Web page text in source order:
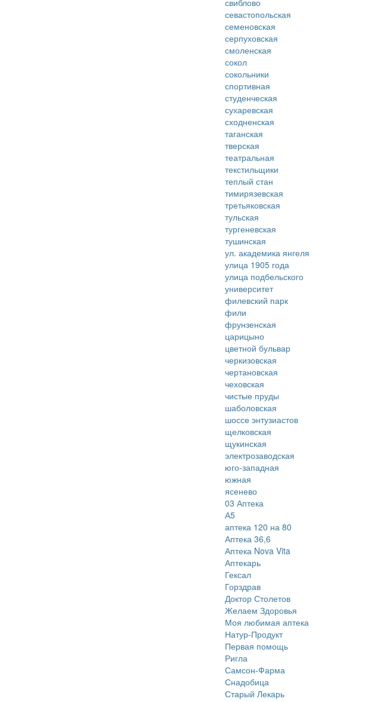
свиблово
севастопольская
семеновская
серпуховская
смоленская
сокол
сокольники
спортивная
студенческая
сухаревская
сходненская
таганская
тверская
театральная
текстильщики
теплый стан
тимирязевская
третьяковская
тульская
тургеневская
тушинская
ул. академика янгеля
улица 1905 года
улица подбельского
университет
филевский парк
фили
фрунзенская
царицыно
цветной бульвар
черкизовская
чертановская
чеховская
чистые пруды
шаболовская
шоссе энтузиастов
щелковская
щукинская
электрозаводская
юго-западная
южная
ясенево
03 Аптека
А5
аптека 120 на 80
Аптека 36,6
Аптека Nova Vita
Аптекарь
Гексал
Горздрав
Доктор Столетов
Желаем Здоровья
Моя любимая аптека
Натур-Продукт
Первая помощь
Ригла
Самсон-Фарма
Снадобица
Старый Лекарь